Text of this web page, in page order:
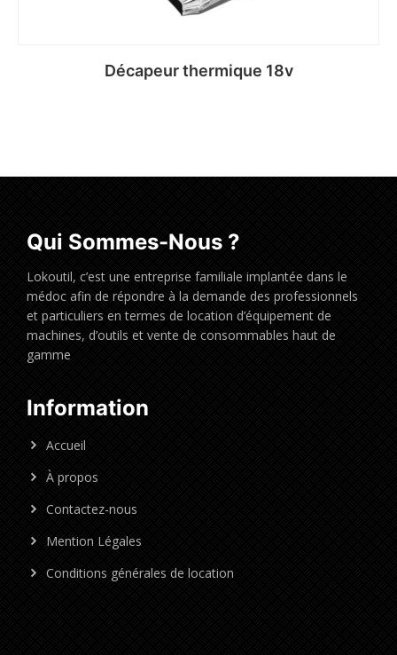
Décapeur thermique 18v
Qui Sommes-Nous ?
Lokoutil, c’est une entreprise familiale implantée dans le
médoc afin de répondre à la demande des professionnels
et particuliers en termes de location d’équipement de
machines, d’outils et vente de consommables haut de
gamme
Information
Accueil
À propos
Contactez-nous
Mention Légales
Conditions générales de location